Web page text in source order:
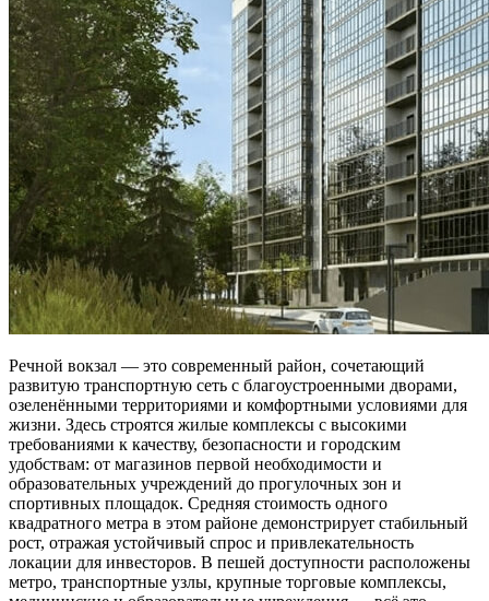
Речной вокзал — это современный район, сочетающий
развитую транспортную сеть с благоустроенными дворами,
озеленёнными территориями и комфортными условиями для
жизни. Здесь строятся жилые комплексы с высокими
требованиями к качеству, безопасности и городским
удобствам: от магазинов первой необходимости и
образовательных учреждений до прогулочных зон и
спортивных площадок. Средняя стоимость одного
квадратного метра в этом районе демонстрирует стабильный
рост, отражая устойчивый спрос и привлекательность
локации для инвесторов. В пешей доступности расположены
метро, транспортные узлы, крупные торговые комплексы,